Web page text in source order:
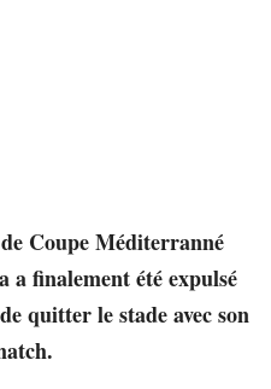
Coupe Méditerranné
a finalement été expulsé
quitter le stade avec son